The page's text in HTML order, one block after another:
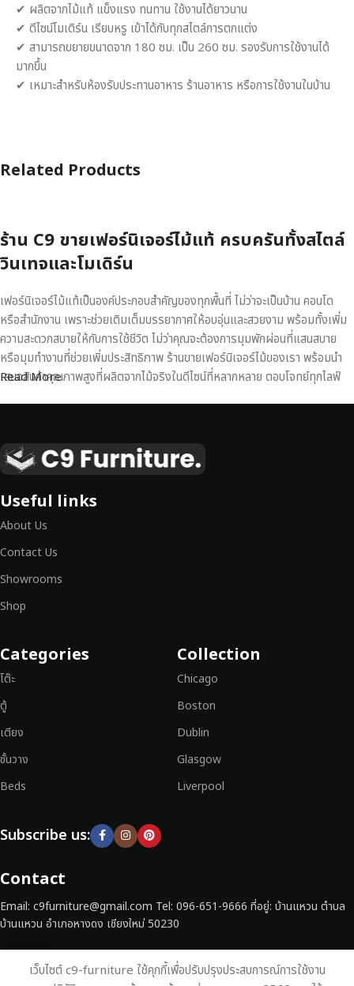
✔ ผลิตจากไม้แท้ แข็งแรง ทนทาน ใช้งานได้ยาวนาน
✔ ดีไซน์โมเดิร์น เรียบหรู เข้าได้กับทุกสไตล์การตกแต่ง
✔ สามารถขยายขนาดจาก 180 ซม. เป็น 260 ซม. รองรับการใช้งานได้
มากขึ้น
✔ เหมาะสำหรับห้องรับประทานอาหาร ร้านอาหาร หรือการใช้งานในบ้าน
Related Products
ร้าน C9 ขายเฟอร์นิเจอร์ไม้แท้ ครบครันทั้งสไตล์
วินเทจและโมเดิร์น
เฟอร์นิเจอร์ไม้แท้เป็นองค์ประกอบสำคัญของทุกพื้นที่ ไม่ว่าจะเป็นบ้าน คอนโด
หรือสำนักงาน เพราะช่วยเติมเต็มบรรยากาศให้อบอุ่นและสวยงาม พร้อมทั้งเพิ่ม
ความสะดวกสบายให้กับการใช้ชีวิต ไม่ว่าคุณจะต้องการมุมพักผ่อนที่แสนสบาย
หรือมุมทำงานที่ช่วยเพิ่มประสิทธิภาพ ร้านขายเฟอร์นิเจอร์ไม้ของเรา พร้อมนำ
เสนอสินค้าคุณภาพสูงที่ผลิตจากไม้จริงในดีไซน์ที่หลากหลาย ตอบโจทย์ทุกไลฟ์
เหนือระดับ
เฟอร์นิเจอร์ไม้ไม่ใช่เพียงของตกแต่ง แต่เป็นงานศิลปะที่สะท้อนถึงรสนิยมและ
สามารถผสานความสวยงาม ความแข็งแรง และการใช้งานที่ตอบโจทย์ทุกความ
ต้องการได้อย่างลงตัว เฟอร์นิเจอร์ทุกชิ้นของเราผลิตจากวัสดุคุณภาพสูง ผ่าน
การตรวจสอบมาตรฐานอย่างเคร่งครัด
สิก และการใช้งานที่ยาวนาน
ประกันคุณภาพและการบริการที่ดีที่สุด
Read More
Useful links
About Us
Contact Us
Showrooms
Shop
Categories
โต๊ะ
ตู้
เตียง
ชั้นวาง
Beds
Collection
Chicago
Boston
Dublin
Glasgow
Liverpool
Subscribe us:
Contact
Email: c9furniture@gmail.com Tel: 096-651-9666 ที่อยู่: บ้านแหวน ตำบล
บ้านแหวน อำเภอหางดง เชียงใหม่ 50230
Contact
เว็บไซต์ c9-furniture ใช้คุกกี้เพื่อปรับปรุงประสบการณ์การใช้งาน